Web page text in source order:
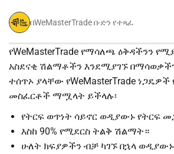
በWeMasterTrade ቡድን የተጻፈ
የWeMasterTrade የማሳለጫ ዕቅዳችንን
አስደናቂ ሽልማቶችን እንደሚያገኙ
ተሰጥኦ ያላቸው የWeMasterTrade
መስፈርቶች ማሟላት ይችላሉ፡
የትርፍ ወጥነት ሳይኖር ወዲያውኑ የትርፍ
እስከ 90% የሚደርስ ትልቅ ሽልማት።
ሁለት ክፍያዎችን ብቻ ካገኙ በኋላ